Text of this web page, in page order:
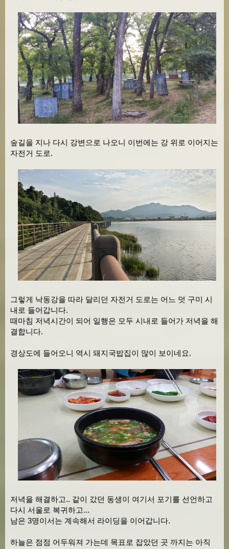
숲길을 지나 다시 강변으로 나오니 이번에는 강 위로 이어지는
자전거 도로.
그렇게 낙동강을 따라 달리던 자전거 도로는 어느 덧 구미 시
내로 들어갑니다.
때마침 저녁시간이 되어 일행은 모두 시내로 들어가 저녁을 해
결합니다.
경상도에 들어오니 역시 돼지국밥집이 많이 보이네요.
저녁을 해결하고.. 같이 갔던 동생이 여기서 포기를 선언하고
다시 서울로 복귀하고...
남은 3명이서는 계속해서 라이딩을 이어갑니다.
하늘은 점점 어두워져 가는데 목표로 잡았던 곳 까지는 아직